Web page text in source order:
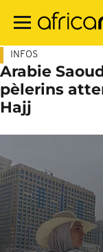
contenu
INFOS
Arabie
pèlerins
Hajj